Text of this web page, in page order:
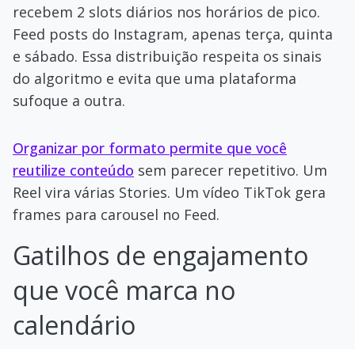
recebem 2 slots diários nos horários de pico.
Feed posts do Instagram, apenas terça, quinta
e sábado. Essa distribuição respeita os sinais
do algoritmo e evita que uma plataforma
sufoque a outra.
Organizar por formato permite que você
reutilize conteúdo sem parecer repetitivo. Um
Reel vira várias Stories. Um vídeo TikTok gera
frames para carousel no Feed.
Gatilhos de engajamento
que você marca no
calendário